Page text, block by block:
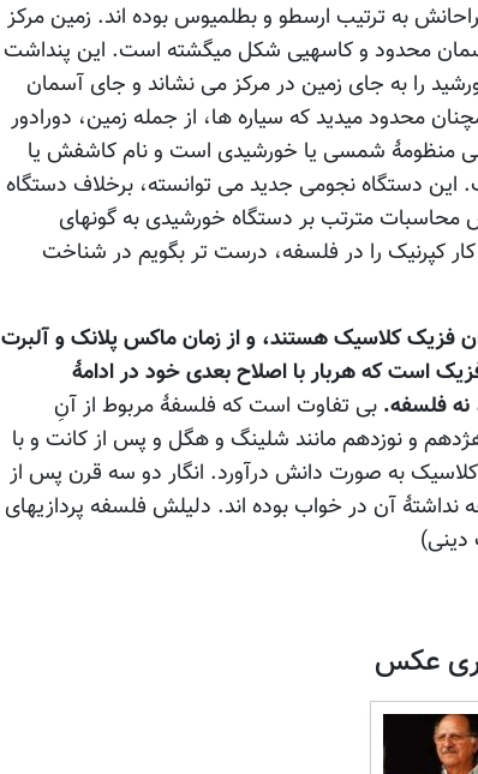
به ترتیب ارسطو و بطلمیوس بوده اند. زمین مرکز
محدود و کاسه‏یی شکل می‏گشته است. این پنداشت
را به جای زمین در مرکز می نشاند و جای آسمان
محدود می‏دید که سیاره ها، از جمله زمین، دورادور
منظومۀ شمسی یا خورشیدی است و نام کاشفش یا
دستگاه نجومی جدید می توانسته، برخلاف دستگاه
محاسبات مترتب بر دستگاه خورشیدی به گونه‏ای
کپرنیک را در فلسفه، درست تر بگویم در شناخت
فزیک کلاسیک هستند، و از زمان ماکس پلانک و آلبرت
است که هربار با اصلاح بعدی خود در ادامۀ
فلسفه. بی تفاوت است که فلسفۀ مربوط از آنِ
و نوزدهم مانند شلینگ و هگل و پس از کانت و با
به صورت دانش درآورد. انگار دو سه قرن پس از
آن در خواب بوده اند. دلیلش فلسفه پردازیهای
دینی)
عکس